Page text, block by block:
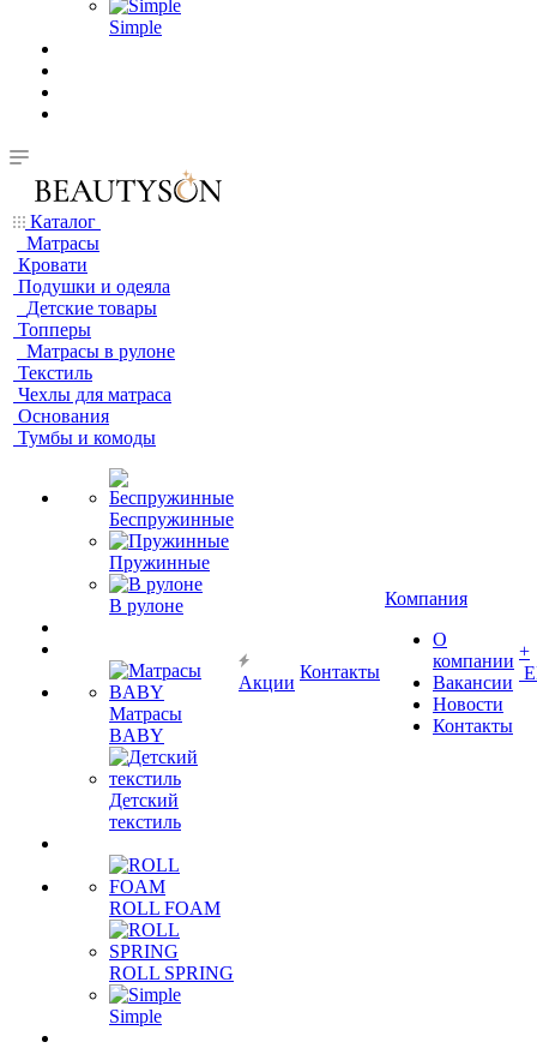
Simple
Каталог
Матрасы
Кровати
Подушки и одеяла
Детские товары
Топперы
Матрасы в рулоне
Текстиль
Чехлы для матраса
Основания
Тумбы и комоды
Беспружинные
Пружинные
В рулоне
Матрасы
BABY
Детский
текстиль
ROLL FOAM
ROLL SPRING
Simple
Акции
Контакты
Компания
О
компании
Вакансии
Новости
Контакты
+